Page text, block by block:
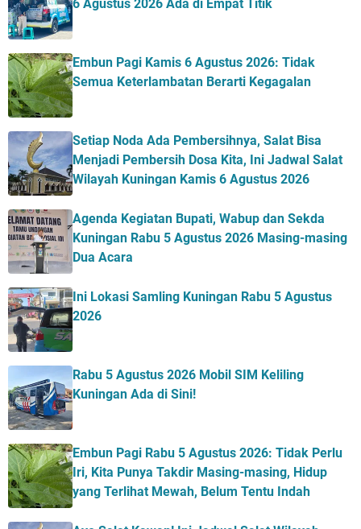
6 Agustus 2026 Ada di Empat Titik
Embun Pagi Kamis 6 Agustus 2026: Tidak
Semua Keterlambatan Berarti Kegagalan
Setiap Noda Ada Pembersihnya, Salat Bisa
Menjadi Pembersih Dosa Kita, Ini Jadwal Salat
Wilayah Kuningan Kamis 6 Agustus 2026
Agenda Kegiatan Bupati, Wabup dan Sekda
Kuningan Rabu 5 Agustus 2026 Masing-masing
Dua Acara
Ini Lokasi Samling Kuningan Rabu 5 Agustus
2026
Rabu 5 Agustus 2026 Mobil SIM Keliling
Kuningan Ada di Sini!
Embun Pagi Rabu 5 Agustus 2026: Tidak Perlu
Iri, Kita Punya Takdir Masing-masing, Hidup
yang Terlihat Mewah, Belum Tentu Indah